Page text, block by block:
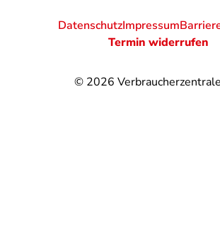
© 2026
DatenschutzImpressum
Termin widerrufen